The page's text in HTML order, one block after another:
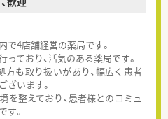
4店舗経営の薬局です。
ており、活気のある薬局です。
も取り扱いがあり、幅広く患者
ざいます。
整えており、患者様とのコミュ
す。